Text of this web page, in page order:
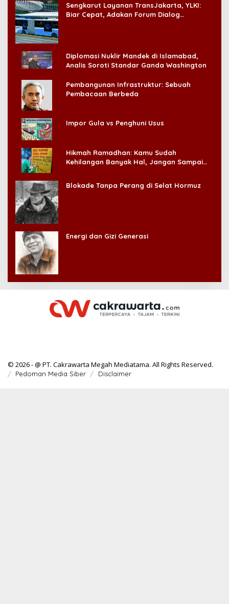
Sengkarut Layanan TransJakarta, YLKI:
Biar Cepat, Adakan Forum Dialog
Diplomasi Nuklir Mandek di Islamabad,
Analis Soroti Standar Ganda Washington
Pembangunan Infrastruktur: Sebuah
Pembacaan Berbeda
Impor Gula vs Penghuni Usus
Hikmah Ramadhan: Kamu Sudah
Kehilangan Banyak Hal, Jangan Sampai
Blokade Tanpa Perang di Selat Hormuz
Energi dan Gizi Generasi
© 2026 - @ PT. Cakrawarta Megah Mediatama. All Rights Reserved.
Pedoman Media Siber Disclaimer